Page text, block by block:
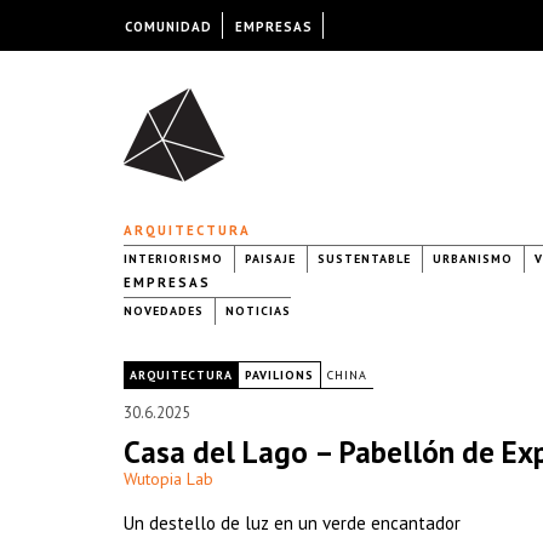
ARQUITECTURA
INTERIORISMO PAISAJE SUSTENTABLE URBANISMO
EMPRESAS
NOVEDADES NOTICIAS
ARQUITECTURA PAVILIONS CHINA
30.6.2025
Casa del Lago – Pabellón de
Wutopia Lab
Un destello de luz en un verde encantador
COMUNIDAD EMPRESAS